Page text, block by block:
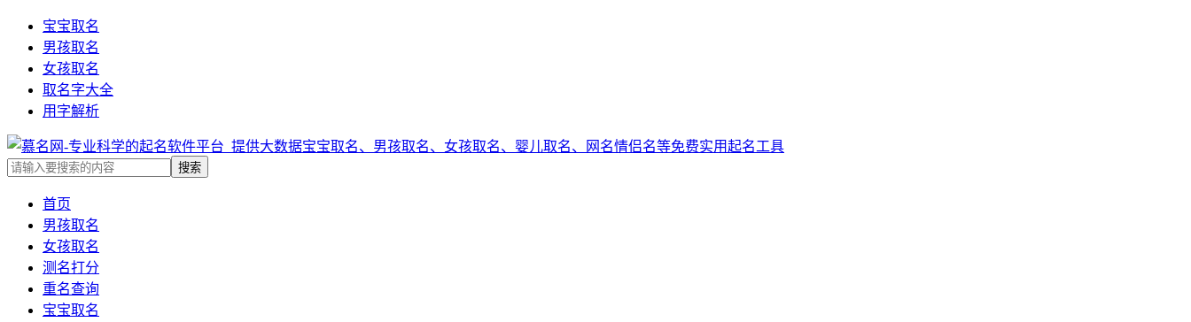
宝宝取名
男孩取名
女孩取名
取名字大全
用字解析
首页
男孩取名
女孩取名
测名打分
重名查询
宝宝取名